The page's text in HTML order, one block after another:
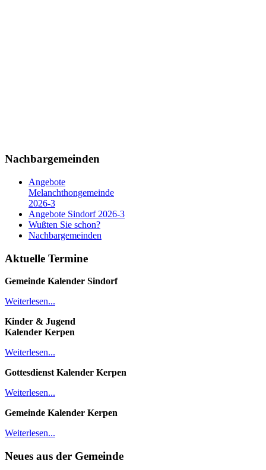
Nachbargemeinden
Angebote
Melanchthongemeinde
2026-3
Angebote Sindorf 2026-3
Wußten Sie schon?
Nachbargemeinden
Aktuelle Termine
Gemeinde Kalender Sindorf
Weiterlesen...
Kinder & Jugend
Kalender Kerpen
Weiterlesen...
Gottesdienst Kalender Kerpen
Weiterlesen...
Gemeinde Kalender Kerpen
Weiterlesen...
Neues aus der Gemeinde